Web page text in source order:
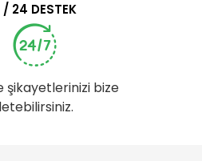
/ 24 DESTEK
şikayetlerinizi bize